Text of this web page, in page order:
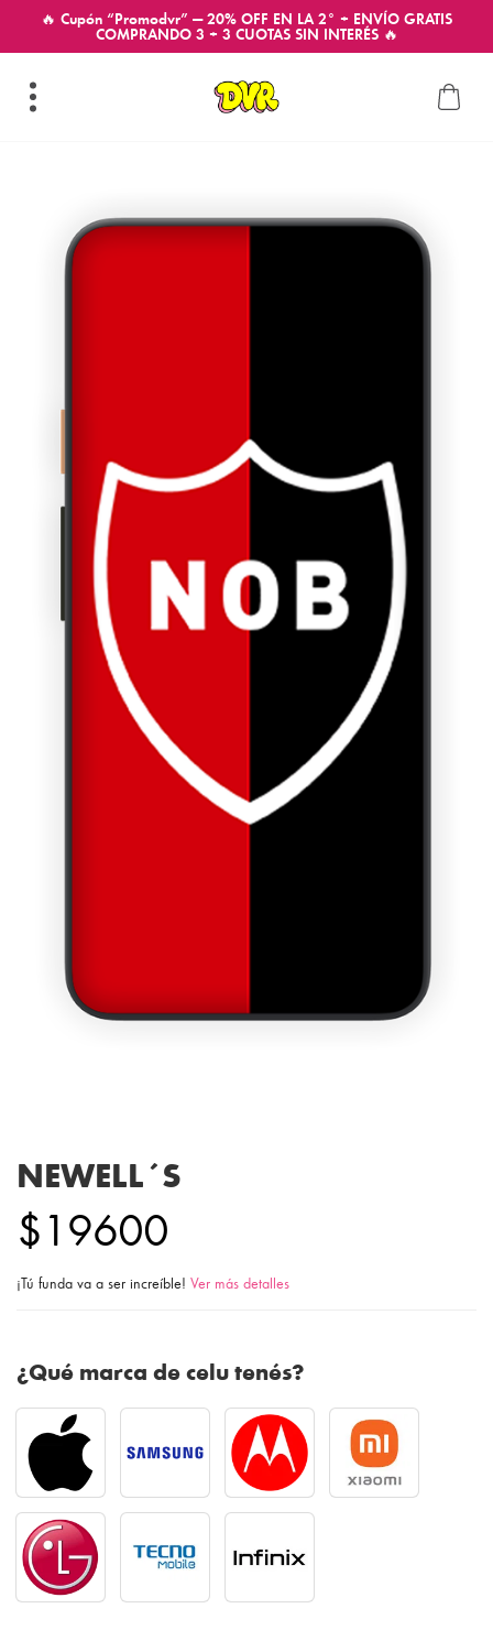
🔥 Cupón “Promodvr” — 20% OFF EN LA 2° + ENVÍO GRATIS
COMPRANDO 3 + 3 CUOTAS SIN INTERÉS 🔥
NEWELL´S
$19600
¡Tú funda va a ser increíble! Ver más detalles
¿Qué marca de celu tenés?